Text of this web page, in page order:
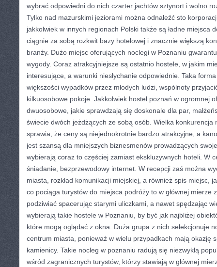
wybrać odpowiedni do nich czarter jachtów sztynort i wolno
Tylko nad mazurskimi jeziorami można odnaleźć sto
jakkolwiek w innych regionach Polski także są ładne miejsca
ciągnie za sobą rozkwit bazy hotelowej i znacznie większą
branży. Dużo miejsc oferujących noclegi w Poznaniu
wygody. Coraz atrakcyjniejsze są ostatnio hostele, w jakim
interesujące, a warunki niesłychanie odpowiednie. Taka
większości wypadków przez młodych ludzi, wspólnoty
kilkuosobowe pokoje. Jakkolwiek hostel poznań w ogromnej
dwuosobowe, jakie sprawdzają się doskonale dla par,
świecie dwóch jeżdżących ze sobą osób. Wielka konkurencja
sprawia, że ceny są niejednokrotnie bardzo atrakcyjne, a
jest szansą dla mniejszych biznesmenów prowadzących
wybierają coraz to częściej zamiast ekskluzywnych hoteli. W
śniadanie, bezprzewodowy internet. W recepcji zaś można
miasta, rozkład komunikacji miejskiej, a również spis miejsc,
co pociąga turystów do miejsca podróży to w głównej mierze
podziwiać spacerując starymi uliczkami, a nawet spędzając
wybierają takie hostele w Poznaniu, by być jak najbliżej
które mogą oglądać z okna. Duża grupa z nich selekcjonuje
centrum miasta, ponieważ w wielu przypadkach mają okazję
kamienicy. Takie nocleg w poznaniu radują się niezwykłą
wśród zagranicznych turystów, którzy stawiają w głównej